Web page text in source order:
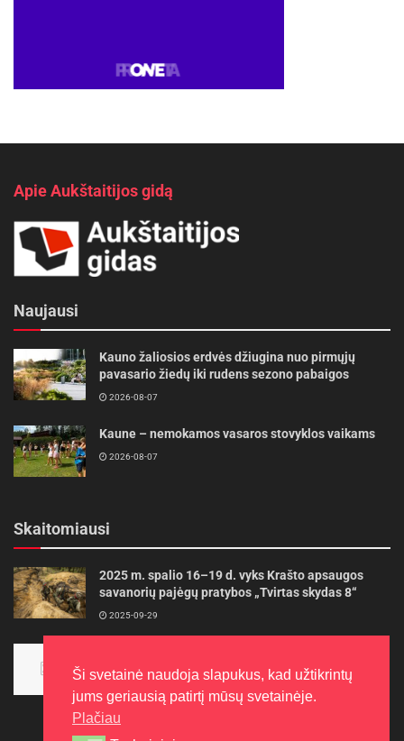
Apie Aukštaitijos gidą
Naujausi
Kauno žaliosios erdvės džiugina nuo pirmųjų
pavasario žiedų iki rudens sezono pabaigos
2026-08-07
Kaune – nemokamos vasaros stovyklos vaikams
2026-08-07
Skaitomiausi
2025 m. spalio 16–19 d. vyks Krašto apsaugos
savanorių pajėgų pratybos „Tvirtas skydas 8“
2025-09-29
aukso
2015-10-30
Ši svetainė naudoja slapukus, kad užtikrintų
jums geriausią patirtį mūsų svetainėje.
Plačiau